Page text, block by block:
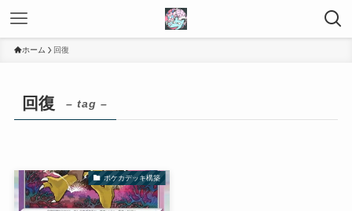
ホーム 回復
回復 – tag –
ポケカデッキ構築